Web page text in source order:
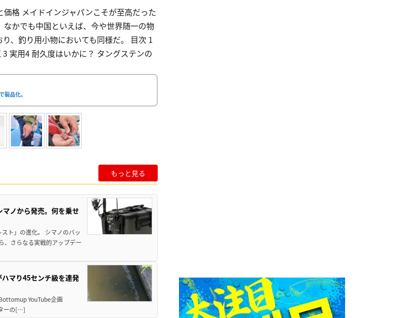
格 メイドインジャパンこそが至高だった
かでも中国といえば、今や世界随一の物
、釣り用小物においても同様だ。 目次 1
実用4 耐久度はいかに？ タングステンの
品化。
もっと見る
マノから発売。何を乗せ
ト」の進化。 シマノのバッ
、さらなる実戦的アップデー
マり45センチ級を連発
YouTube企画
ーの[…]